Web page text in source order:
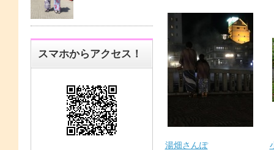
スマホからアクセス！
湯畑さんぽ